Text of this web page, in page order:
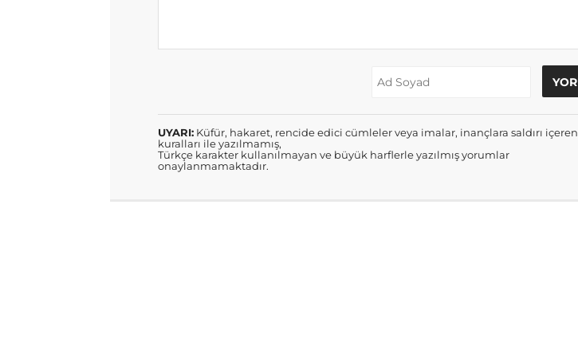
UYARI: Küfür, hakaret, rencide edici cümleler veya imalar, inançlara saldırı
kuralları ile yazılmamış,
Türkçe karakter kullanılmayan ve büyük harflerle yazılmış yorumlar
onaylanmamaktadır.